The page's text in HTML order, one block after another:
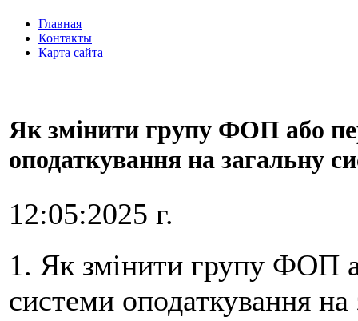
Главная
Контакты
Карта сайта
Як змінити групу ФОП або
оподаткування на загальну
12:05:2025 г.
1. Як змінити групу ФОП
системи оподаткування